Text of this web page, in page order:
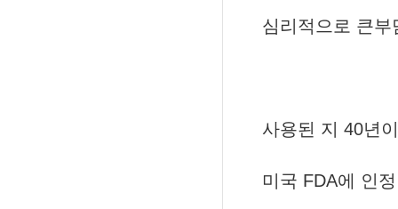
심리적으로 큰
사용된 지 40년
미국 FDA에 인